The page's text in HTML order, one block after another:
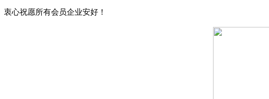
衷心祝愿所有会员企业安好！